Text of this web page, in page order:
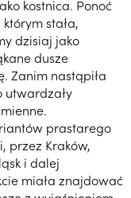
kostnica. Ponoć
stała,
dzisiaj jako
dusze
Zanim nastąpiła
utwardzały
prastarego
przez Kraków,
i dalej
miała znajdować